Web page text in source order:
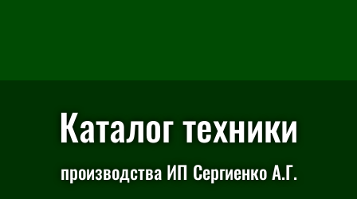
Каталог техники
производства ИП Сергиенко А.Г.